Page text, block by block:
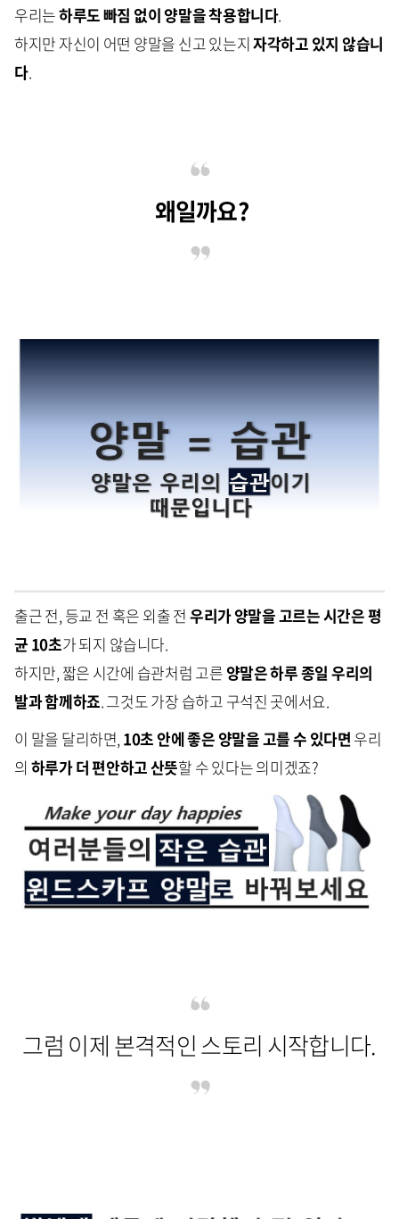
우리는하루도 빠짐 없이 양말을 착용합니다.
하지만 자신이 어떤 양말을 신고 있는지자각하고 있지 않습니
다.
왜일까요?
출근 전, 등교 전 혹은 외출 전 우리가 양말을 고르는 시간은평
균 10초가 되지 않습니다.
하지만, 짧은 시간에 습관처럼 고른양말은 하루 종일 우리의
발과 함께하죠. 그것도 가장 습하고 구석진 곳에서요.
이 말을 달리하면, 10초 안에 좋은 양말을 고를 수 있다면 우리
의 하루가 더 편안하고 산뜻할 수 있다는 의미겠죠?
그럼 이제 본격적인 스토리 시작합니다.